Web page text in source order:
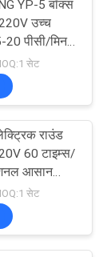
YP-5 बॉक्स
उच्च
20 पीसी/मिन
कार्य करने
सेट
राउंड
60 टाइम्स/
आसान
सेट